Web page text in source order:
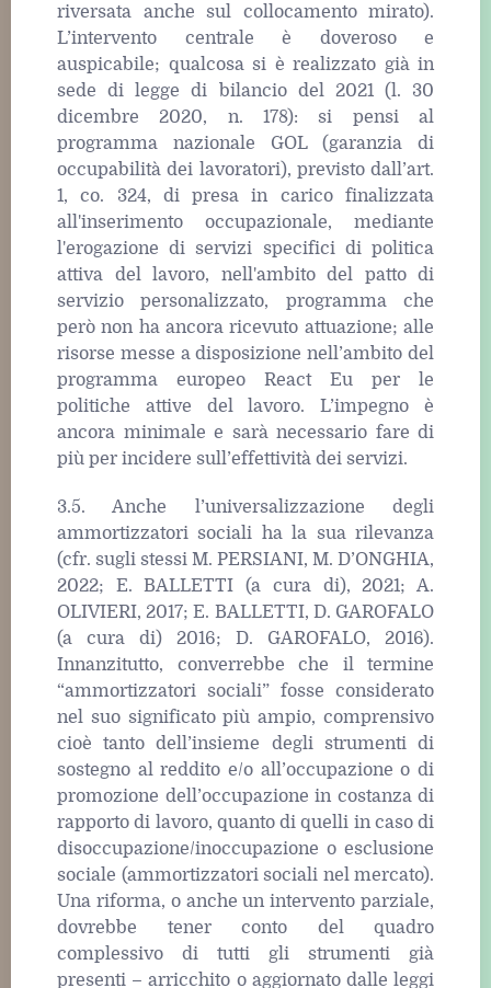
riversata anche sul collocamento mirato).
L’intervento centrale è doveroso e
auspicabile; qualcosa si è realizzato già in
sede di legge di bilancio del 2021 (l. 30
dicembre 2020, n. 178): si pensi al
programma nazionale GOL (garanzia di
occupabilità dei lavoratori), previsto dall’art.
1, co. 324, di presa in carico finalizzata
all'inserimento occupazionale, mediante
l'erogazione di servizi specifici di politica
attiva del lavoro, nell'ambito del patto di
servizio personalizzato, programma che
però non ha ancora ricevuto attuazione; alle
risorse messe a disposizione nell’ambito del
programma europeo React Eu per le
politiche attive del lavoro. L’impegno è
ancora minimale e sarà necessario fare di
più per incidere sull’effettività dei servizi.
3.5. Anche l’universalizzazione degli
ammortizzatori sociali ha la sua rilevanza
(cfr. sugli stessi M. PERSIANI, M. D’ONGHIA,
2022; E. BALLETTI (a cura di), 2021; A.
OLIVIERI, 2017; E. BALLETTI, D. GAROFALO
(a cura di) 2016; D. GAROFALO, 2016).
Innanzitutto, converrebbe che il termine
“ammortizzatori sociali” fosse considerato
nel suo significato più ampio, comprensivo
cioè tanto dell’insieme degli strumenti di
sostegno al reddito e/o all’occupazione o di
promozione dell’occupazione in costanza di
rapporto di lavoro, quanto di quelli in caso di
disoccupazione/inoccupazione o esclusione
sociale (ammortizzatori sociali nel mercato).
Una riforma, o anche un intervento parziale,
dovrebbe tener conto del quadro
complessivo di tutti gli strumenti già
presenti – arricchito o aggiornato dalle leggi